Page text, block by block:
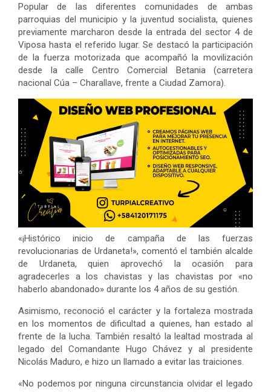
Popular de las diferentes comunidades de ambas
parroquias del municipio y la juventud socialista, quienes
previamente marcharon desde la entrada del sector 4 de
Viposa hasta el referido lugar. Se destacó la participación
de la fuerza motorizada que acompañó la movilización
desde la calle Centro Comercial Betania (carretera
nacional Cúa – Charallave, frente a Ciudad Zamora).
«¡Histórico inicio de campaña de las fuerzas
revolucionarias de Urdaneta!», comentó el también alcalde
de Urdaneta, quien aprovechó la ocasión para
agradecerles a los chavistas y las chavistas por «no
haberlo abandonado» durante los 4 años de su gestión.
Asimismo, reconoció el carácter y la fortaleza mostrada
en los momentos de dificultad a quienes, han estado al
frente de la lucha. También resaltó la lealtad mostrada al
legado del Comandante Hugo Chávez y al presidente
Nicolás Maduro, e hizo un llamado a evitar las traiciones.
«No podemos por ninguna circunstancia olvidar el legado